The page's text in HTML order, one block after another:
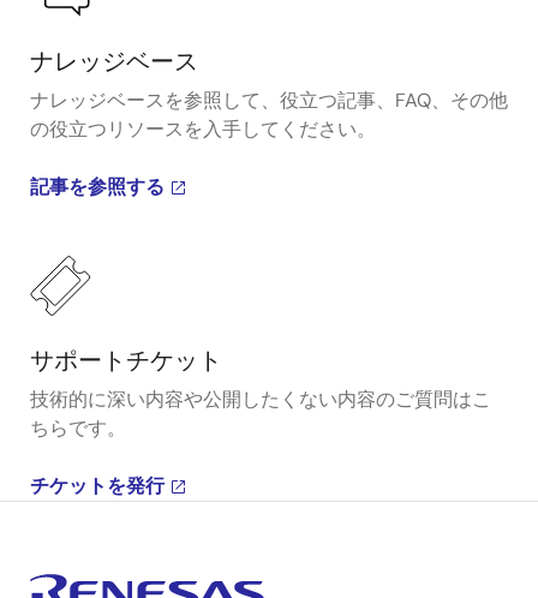
ナレッジベース
ナレッジベースを参照して、役立つ記事、FAQ、その他
の役立つリソースを入手してください。
記事を参照する
サポートチケット
技術的に深い内容や公開したくない内容のご質問はこ
ちらです。
チケットを発行